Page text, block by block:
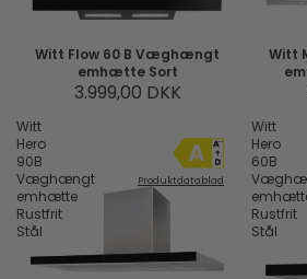
Witt Flow 60 B Væghængt
emhætte Sort
3.999,00 DKK
Witt
Witt
Hero
90B
Væghængt
emhætte
Rustfrit
Stål
Produktdatablad
Witt
Hero
60B
Rustfrit
Stål